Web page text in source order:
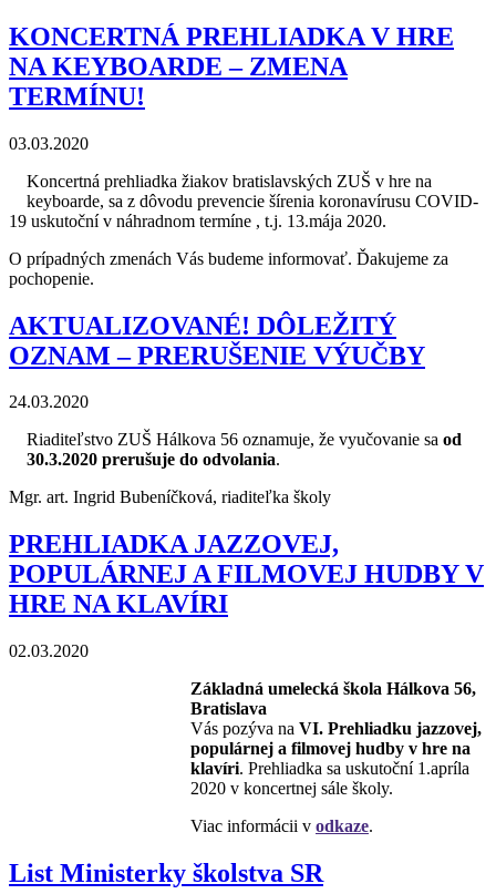
KONCERTNÁ PREHLIADKA V HRE
NA KEYBOARDE – ZMENA
TERMÍNU!
03.03.2020
Koncertná prehliadka žiakov bratislavských ZUŠ v hre na
keyboarde, sa z dôvodu prevencie šírenia koronavírusu COVID-
19 uskutoční v náhradnom termíne , t.j. 13.mája 2020.
O prípadných zmenách Vás budeme informovať. Ďakujeme za
pochopenie.
AKTUALIZOVANÉ! DÔLEŽITÝ
OZNAM – PRERUŠENIE VÝUČBY
24.03.2020
Riaditeľstvo ZUŠ Hálkova 56 oznamuje, že vyučovanie sa od
30.3.2020 prerušuje do odvolania.
Mgr. art. Ingrid Bubeníčková, riaditeľka školy
PREHLIADKA JAZZOVEJ,
POPULÁRNEJ A FILMOVEJ HUDBY V
HRE NA KLAVÍRI
02.03.2020
Základná umelecká škola Hálkova 56,
Bratislava
Vás pozýva na VI. Prehliadku jazzovej,
populárnej a filmovej hudby v hre na
klavíri. Prehliadka sa uskutoční 1.apríla
2020 v koncertnej sále školy.
Viac informácii v odkaze.
List Ministerky školstva SR